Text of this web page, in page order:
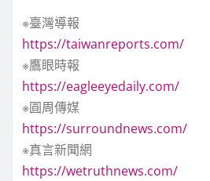
※臺灣導報
https://taiwanreports.com/
※鷹眼時報
https://eagleeyedaily.com/
※圓周傳媒
https://surroundnews.com/
※真言新聞網
https://wetruthnews.com/